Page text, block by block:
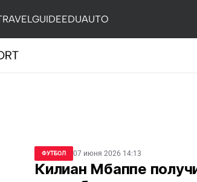
GUIDEEDUAUTO
ФУТБОЛ 07 июня 2026 14:13
Килиан Мбаппе